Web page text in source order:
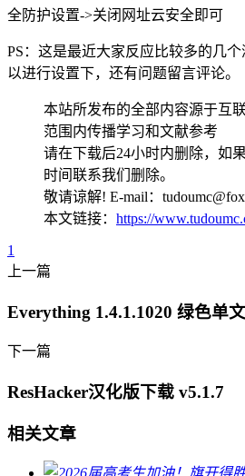
全防护设置->关闭网址云安全即可
PS：这是最近大家反应比较多的几
以进行设置下，还有问题留言评论。
本站所发布的全部内容源于互
范围内传播学习和文献参考
请在下载后24小时内删除，如
时间联系我们删除。
敬请谅解! E-mail：
本文链接： https://
1
上一篇
Everything 1.4.1.1020 绿色单
下一篇
ResHacker汉化版下载 v5.1.7
相关文章